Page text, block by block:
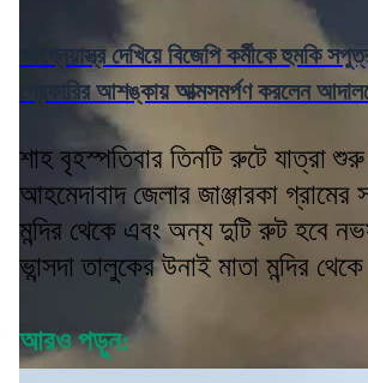
আগ্নেয়াস্ত্র দেখিয়ে বিজেপি কর্মীকে হুমকি
গ্রেফারির আশঙ্কায় আত্মসমর্পণ করলেন
শাহ বৃহস্পতিবার তিনটি রুটে যাত্রা
আহমেদাবাদ জেলার জাঞ্জারকা
মন্দির থেকে এবং অন্য দুটি রুট হবে
ভান্সদা তালুকের উনাই মাতা মন্দির
আরও পড়ুন: